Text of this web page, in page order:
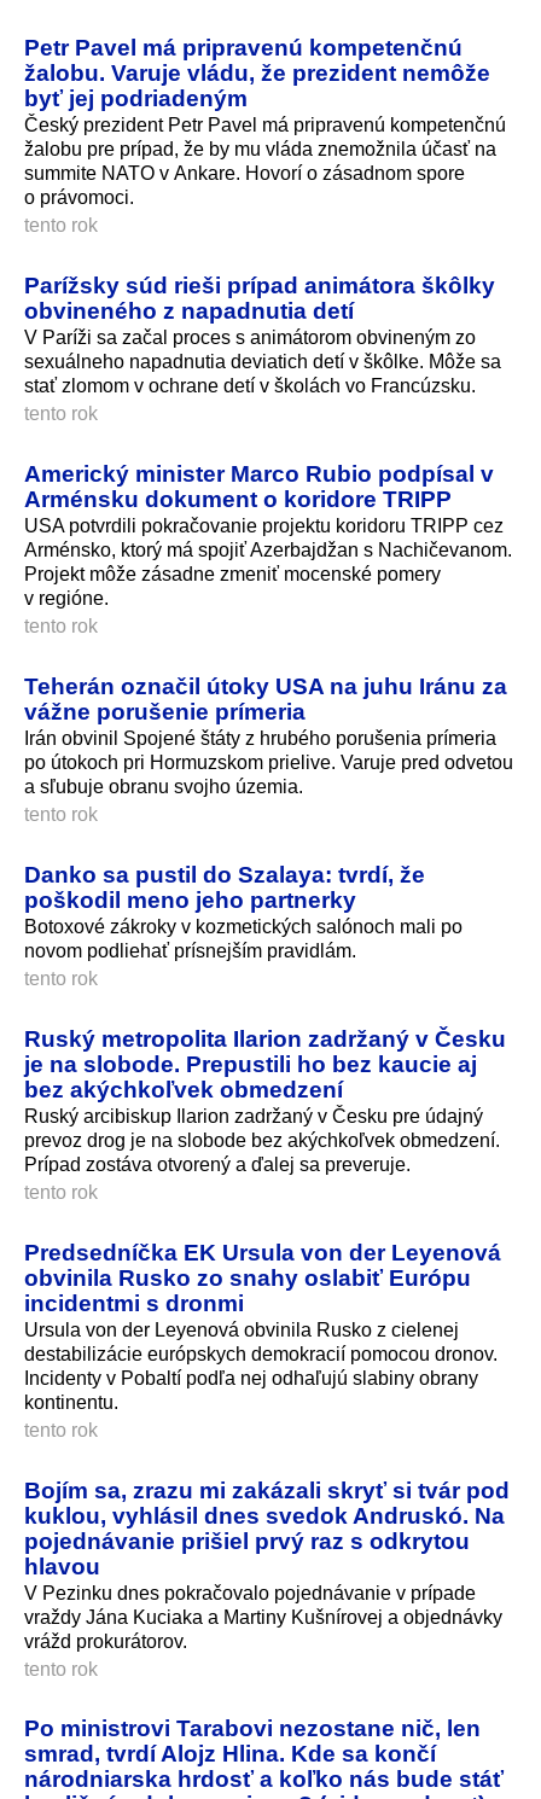
Petr Pavel má pripravenú kompetenčnú
žalobu. Varuje vládu, že prezident nemôže
byť jej podriadeným
Český prezident Petr Pavel má pripravenú kompetenčnú
žalobu pre prípad, že by mu vláda znemožnila účasť na
summite NATO v Ankare. Hovorí o zásadnom spore
o právomoci.
tento rok
Parížsky súd rieši prípad animátora škôlky
obvineného z napadnutia detí
V Paríži sa začal proces s animátorom obvineným zo
sexuálneho napadnutia deviatich detí v škôlke. Môže sa
stať zlomom v ochrane detí v školách vo Francúzsku.
tento rok
Americký minister Marco Rubio podpísal v
Arménsku dokument o koridore TRIPP
USA potvrdili pokračovanie projektu koridoru TRIPP cez
Arménsko, ktorý má spojiť Azerbajdžan s Nachičevanom.
Projekt môže zásadne zmeniť mocenské pomery
v regióne.
tento rok
Teherán označil útoky USA na juhu Iránu za
vážne porušenie prímeria
Irán obvinil Spojené štáty z hrubého porušenia prímeria
po útokoch pri Hormuzskom prielive. Varuje pred odvetou
a sľubuje obranu svojho územia.
tento rok
Danko sa pustil do Szalaya: tvrdí, že
poškodil meno jeho partnerky
Botoxové zákroky v kozmetických salónoch mali po
novom podliehať prísnejším pravidlám.
tento rok
Ruský metropolita Ilarion zadržaný v Česku
je na slobode. Prepustili ho bez kaucie aj
bez akýchkoľvek obmedzení
Ruský arcibiskup Ilarion zadržaný v Česku pre údajný
prevoz drog je na slobode bez akýchkoľvek obmedzení.
Prípad zostáva otvorený a ďalej sa preveruje.
tento rok
Predsedníčka EK Ursula von der Leyenová
obvinila Rusko zo snahy oslabiť Európu
incidentmi s dronmi
Ursula von der Leyenová obvinila Rusko z cielenej
destabilizácie európskych demokracií pomocou dronov.
Incidenty v Pobaltí podľa nej odhaľujú slabiny obrany
kontinentu.
tento rok
Bojím sa, zrazu mi zakázali skryť si tvár pod
kuklou, vyhlásil dnes svedok Andruskó. Na
pojednávanie prišiel prvý raz s odkrytou
hlavou
V Pezinku dnes pokračovalo pojednávanie v prípade
vraždy Jána Kuciaka a Martiny Kušnírovej a objednávky
vrážd prokurátorov.
tento rok
Po ministrovi Tarabovi nezostane nič, len
smrad, tvrdí Alojz Hlina. Kde sa končí
národniarska hrdosť a koľko nás bude stáť